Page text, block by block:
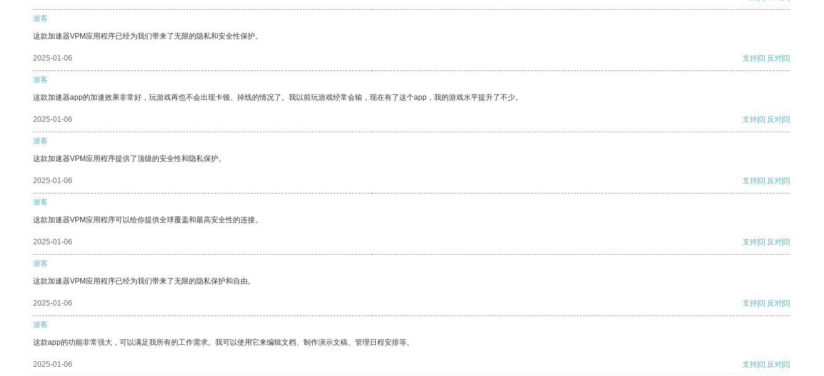
游客
这款加速器VPM应用程序已经为我们带来了无限的隐私和安全性保护。
2025-01-06 支持[0] 反对[0]
游客
这款加速器app的加速效果非常好，玩游戏再也不会出现卡顿、掉线的情况了。我以前玩游戏经常会输，现在有了这个app，我的游戏水平提升了不少。
2025-01-06 支持[0] 反对[0]
游客
这款加速器VPM应用程序提供了顶级的安全性和隐私保护。
2025-01-06 支持[0] 反对[0]
游客
这款加速器VPM应用程序可以给你提供全球覆盖和最高安全性的连接。
2025-01-06 支持[0] 反对[0]
游客
这款加速器VPM应用程序已经为我们带来了无限的隐私保护和自由。
2025-01-06 支持[0] 反对[0]
游客
这款app的功能非常强大，可以满足我所有的工作需求。我可以使用它来编辑文档、制作演示文稿、管理日程安排等。
2025-01-06 支持[0] 反对[0]